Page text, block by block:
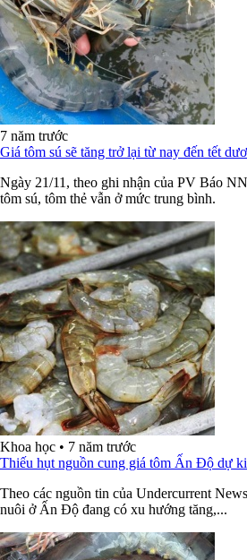
7 năm trước
Giá tôm sú sẽ tăng trở lại từ nay đến tết
Ngày 21/11, theo ghi nhận của PV Báo
tôm sú, tôm thẻ vẫn ở mức trung bình.
Khoa học • 7 năm trước
Thiếu hụt nguồn cung giá tôm Ấn Độ dự
Theo các nguồn tin của Undercurrent
nuôi ở Ấn Độ đang có xu hướng tăng,...